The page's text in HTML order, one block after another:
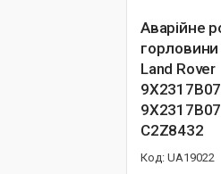
Аварійне
горловини
Land Rover
C2Z8432
UA19022